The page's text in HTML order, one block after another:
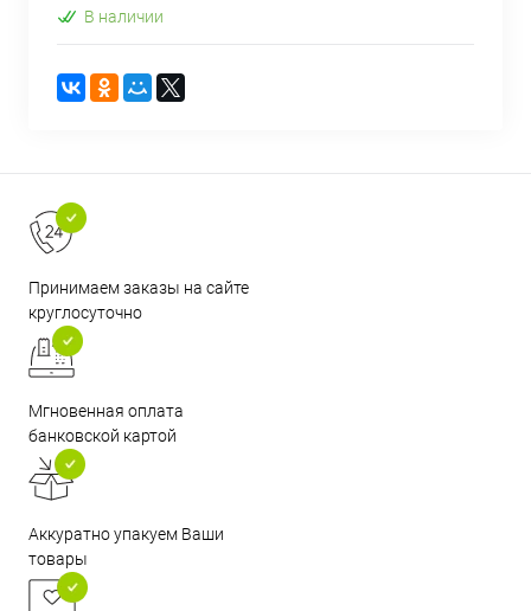
В наличии
Принимаем заказы на сайте
круглосуточно
Мгновенная оплата
банковской картой
Аккуратно упакуем Ваши
товары